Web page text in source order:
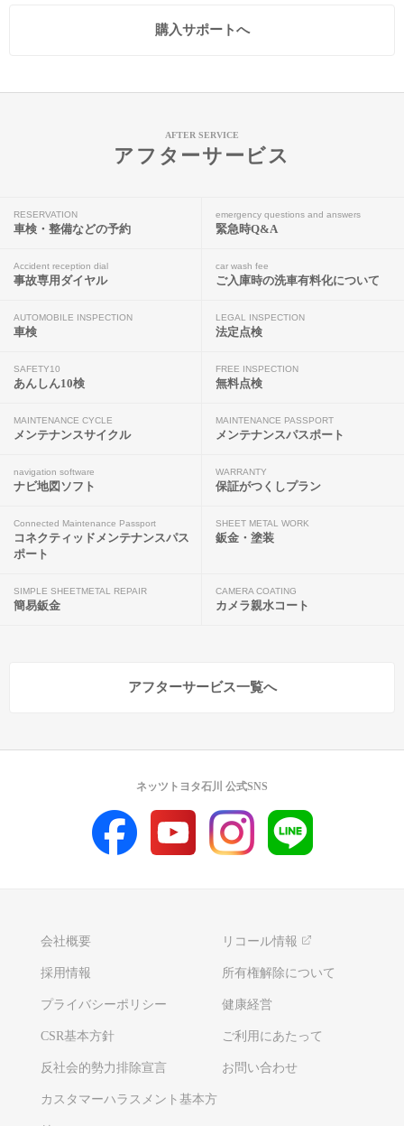
購入サポートへ
AFTER SERVICE
アフターサービス
RESERVATION
車検・整備などの予約
emergency questions and answers
緊急時Q&A
Accident reception dial
事故専用ダイヤル
car wash fee
ご入庫時の洗車有料化について
AUTOMOBILE INSPECTION
車検
LEGAL INSPECTION
法定点検
SAFETY10
あんしん10検
FREE INSPECTION
無料点検
MAINTENANCE CYCLE
メンテナンスサイクル
MAINTENANCE PASSPORT
メンテナンスパスポート
navigation software
ナビ地図ソフト
WARRANTY
保証がつくしプラン
Connected Maintenance Passport
コネクティッドメンテナンスパス
ポート
SHEET METAL WORK
鈑金・塗装
SIMPLE SHEETMETAL REPAIR
簡易鈑金
CAMERA COATING
カメラ親水コート
アフターサービス一覧へ
会社概要 リコール情報
採用情報 所有権解除について
プライバシーポリシー 健康経営
CSR基本方針 ご利用にあたって
反社会的勢力排除宣言 お問い合わせ
カスタマーハラスメント基本方
ネッツトヨタ石川 公式SNS